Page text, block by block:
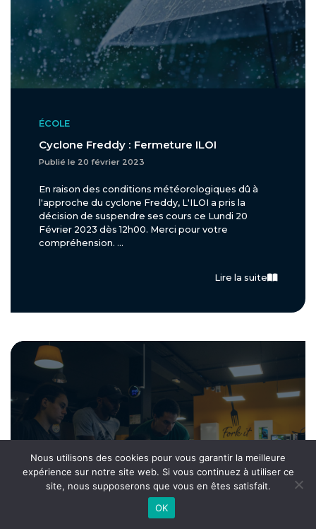
ÉCOLE
Cyclone Freddy : Fermeture ILOI
Publié le 20 février 2023
En raison des conditions météorologiques dû à
l'approche du cyclone Freddy, L'ILOI a pris la
décision de suspendre ses cours ce Lundi 20
Février 2023 dès 12h00. Merci pour votre
compréhension. ...
Lire la suite
Nous utilisons des cookies pour vous garantir la meilleure
expérience sur notre site web. Si vous continuez à utiliser ce
site, nous supposerons que vous en êtes satisfait.
OK